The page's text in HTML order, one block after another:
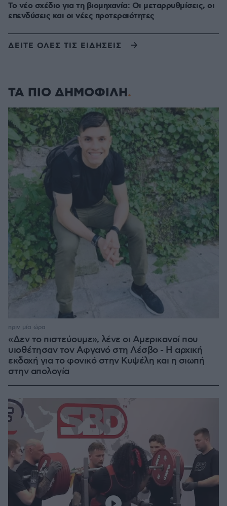
Το νέο σχέδιο για τη βιομηχανία: Οι μεταρρυθμίσεις, οι
επενδύσεις και οι νέες προτεραιότητες
ΔΕΙΤΕ ΟΛΕΣ ΤΙΣ ΕΙΔΗΣΕΙΣ
ΤΑ ΠΙΟ ΔΗΜΟΦΙΛΗ
«Δεν το πιστεύουμε», λένε οι Αμερικανοί που
υιοθέτησαν τον Αφγανό στη Λέσβο - Η αρχική
εκδοχή για το φονικό στην Κυψέλη και η σιωπή
στην απολογία
πριν μία ώρα